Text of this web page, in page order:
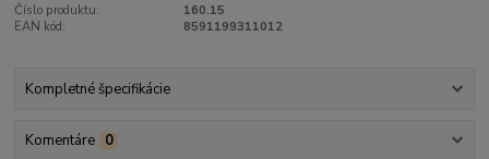
Číslo produktu:
160.15
EAN kód:
8591199311012
Kompletné špecifikácie
Komentáre 0